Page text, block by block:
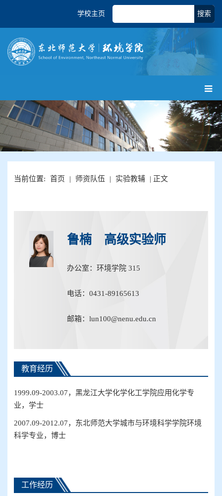
搜索
学校主页
当前位置: 首页 | 师资队伍 | 实验教辅 | 正文
鲁楠 高级实验师
办公室：环境学院 315
电话：0431-89165613
邮箱：lun100@nenu.edu.cn
教育经历
1999.09-2003.07，黑龙江大学化学化工学院应用化学专
业，学士
2007.09-2012.07，东北师范大学城市与环境科学学院环境
科学专业，博士
工作经历